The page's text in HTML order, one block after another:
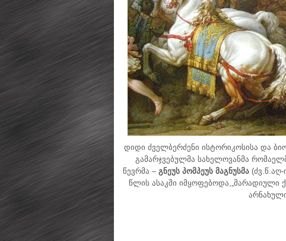
დიდი ძველბერძენი ისტორიკოსისა და
გამარჯვებულმა სახელოვანმა
წევრმა – გნეუს პომპეუს მაგნუსმა
წლის ასაკში იმყოფებოდა,„მარადიული